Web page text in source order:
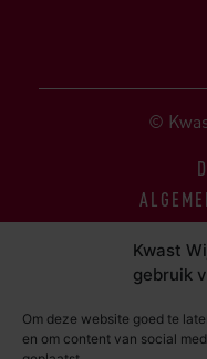
Kwast
gebruik
Om deze website goed te
en om content van social
©